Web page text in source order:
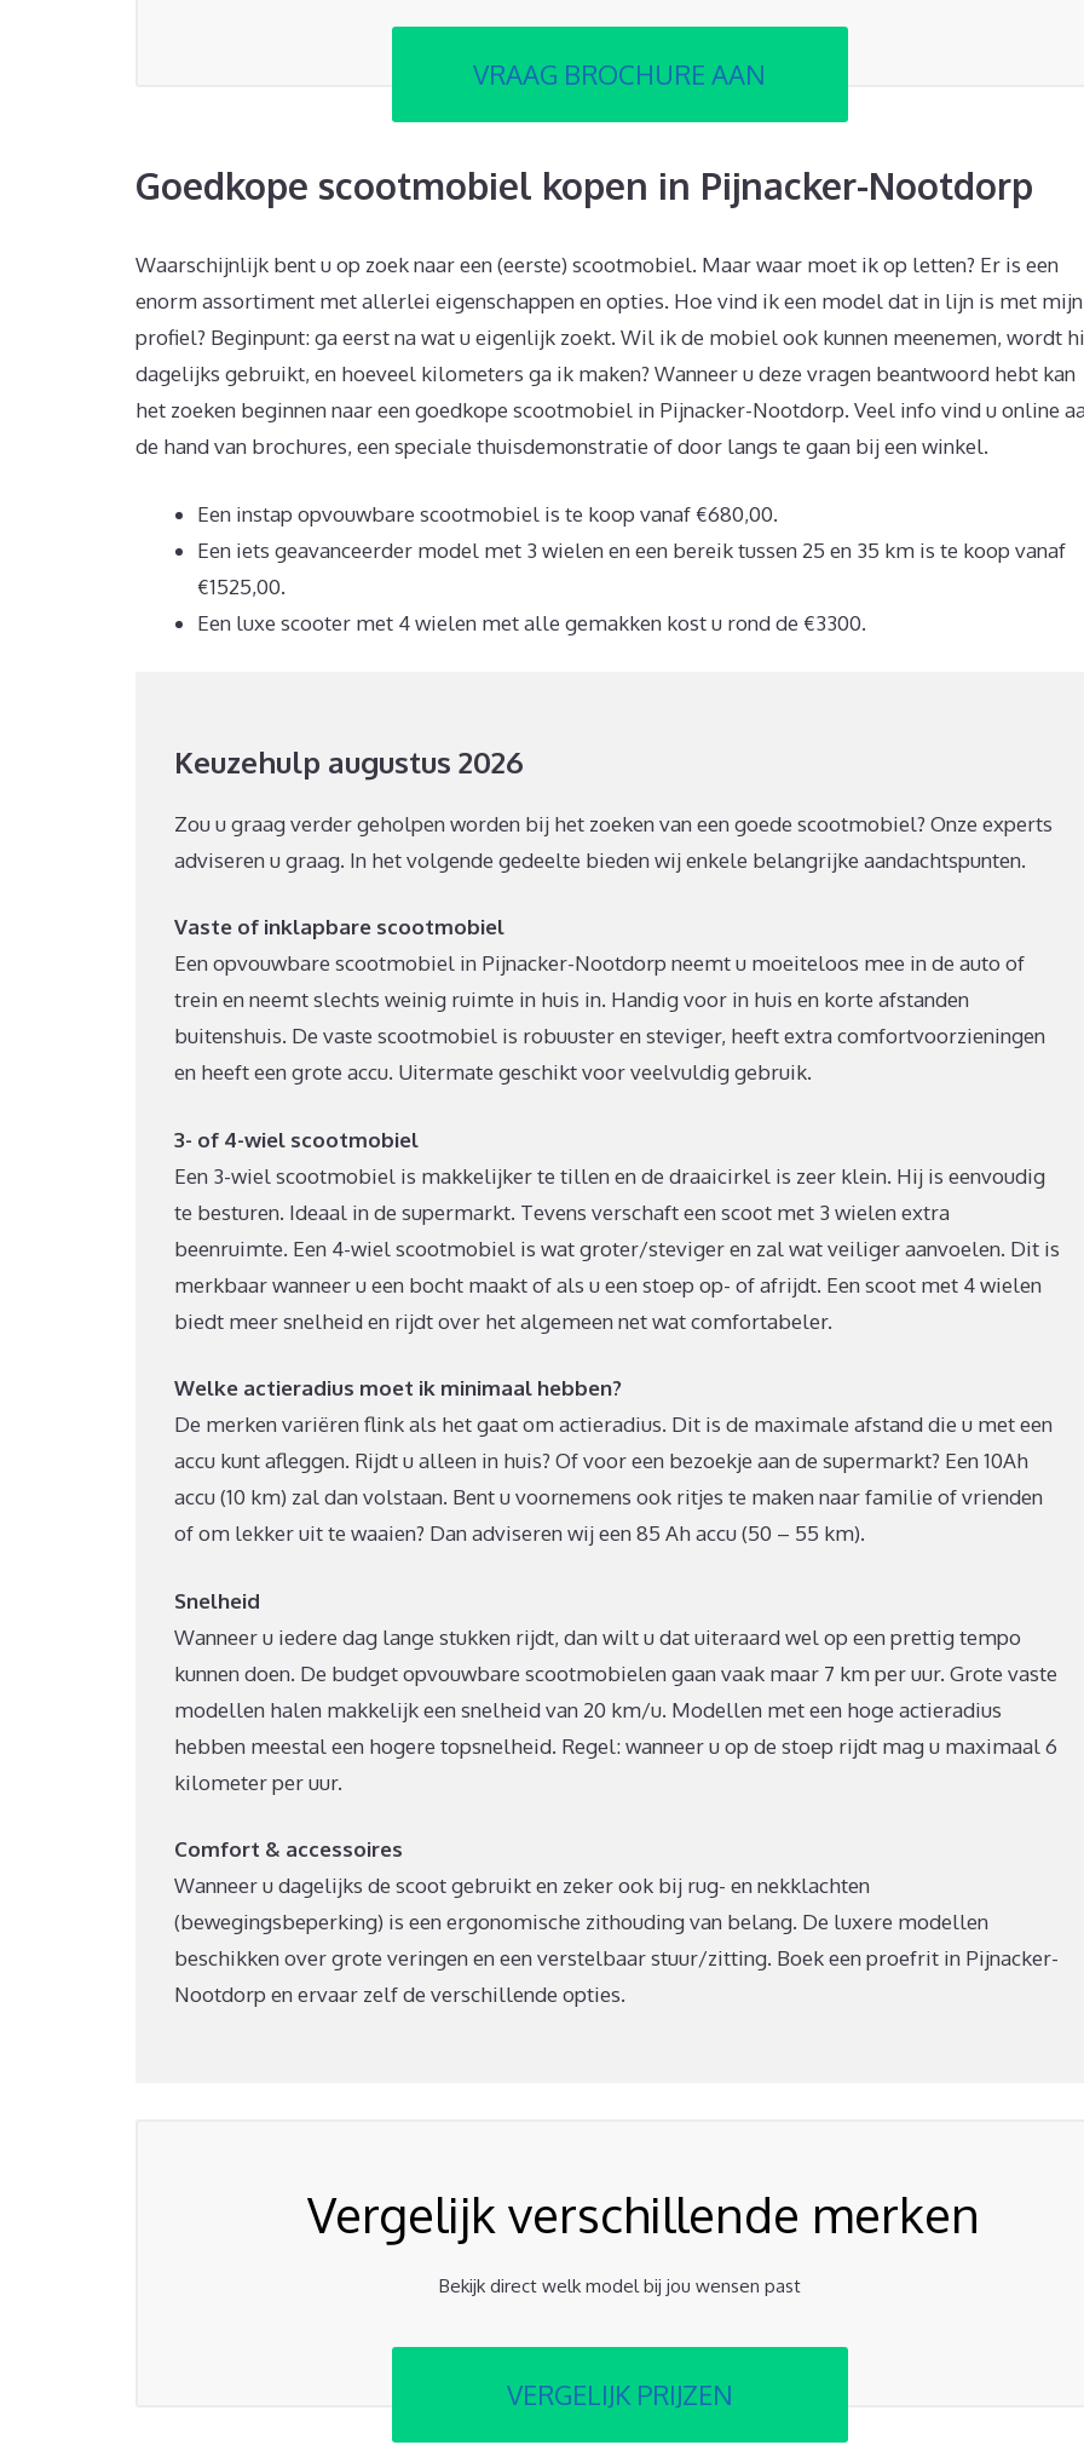
VRAAG BROCHURE AAN
Goedkope scootmobiel kopen in Pijnacker-Nootdorp
Waarschijnlijk bent u op zoek naar een (eerste) scootmobiel. Maar waar moet ik op letten? Er is een
enorm assortiment met allerlei eigenschappen en opties. Hoe vind ik een model dat in lijn is met mijn
profiel? Beginpunt: ga eerst na wat u eigenlijk zoekt. Wil ik de mobiel ook kunnen meenemen, wordt
dagelijks gebruikt, en hoeveel kilometers ga ik maken? Wanneer u deze vragen beantwoord hebt kan
het zoeken beginnen naar een goedkope scootmobiel in Pijnacker-Nootdorp. Veel info vind u online
de hand van brochures, een speciale thuisdemonstratie of door langs te gaan bij een winkel.
Een instap opvouwbare scootmobiel is te koop vanaf €680,00.
Een iets geavanceerder model met 3 wielen en een bereik tussen 25 en 35 km is te koop vanaf
€1525,00.
Een luxe scooter met 4 wielen met alle gemakken kost u rond de €3300.
Keuzehulp augustus 2026
Zou u graag verder geholpen worden bij het zoeken van een goede scootmobiel? Onze experts
adviseren u graag. In het volgende gedeelte bieden wij enkele belangrijke aandachtspunten.
Vaste of inklapbare scootmobiel
Een opvouwbare scootmobiel in Pijnacker-Nootdorp neemt u moeiteloos mee in de auto of
trein en neemt slechts weinig ruimte in huis in. Handig voor in huis en korte afstanden
buitenshuis. De vaste scootmobiel is robuuster en steviger, heeft extra comfortvoorzieningen
en heeft een grote accu. Uitermate geschikt voor veelvuldig gebruik.
3- of 4-wiel scootmobiel
Een 3-wiel scootmobiel is makkelijker te tillen en de draaicirkel is zeer klein. Hij is eenvoudig
te besturen. Ideaal in de supermarkt. Tevens verschaft een scoot met 3 wielen extra
beenruimte. Een 4-wiel scootmobiel is wat groter/steviger en zal wat veiliger aanvoelen. Dit is
merkbaar wanneer u een bocht maakt of als u een stoep op- of afrijdt. Een scoot met 4 wielen
biedt meer snelheid en rijdt over het algemeen net wat comfortabeler.
Welke actieradius moet ik minimaal hebben?
De merken variëren flink als het gaat om actieradius. Dit is de maximale afstand die u met een
accu kunt afleggen. Rijdt u alleen in huis? Of voor een bezoekje aan de supermarkt? Een 10Ah
accu (10 km) zal dan volstaan. Bent u voornemens ook ritjes te maken naar familie of vrienden
of om lekker uit te waaien? Dan adviseren wij een 85 Ah accu (50 – 55 km).
Snelheid
Wanneer u iedere dag lange stukken rijdt, dan wilt u dat uiteraard wel op een prettig tempo
kunnen doen. De budget opvouwbare scootmobielen gaan vaak maar 7 km per uur. Grote vaste
modellen halen makkelijk een snelheid van 20 km/u. Modellen met een hoge actieradius
hebben meestal een hogere topsnelheid. Regel: wanneer u op de stoep rijdt mag u maximaal 6
kilometer per uur.
Comfort & accessoires
Wanneer u dagelijks de scoot gebruikt en zeker ook bij rug- en nekklachten
(bewegingsbeperking) is een ergonomische zithouding van belang. De luxere modellen
beschikken over grote veringen en een verstelbaar stuur/zitting. Boek een proefrit in Pijnacker-
Nootdorp en ervaar zelf de verschillende opties.
Vergelijk verschillende merken
Bekijk direct welk model bij jou wensen past
VERGELIJK PRIJZEN